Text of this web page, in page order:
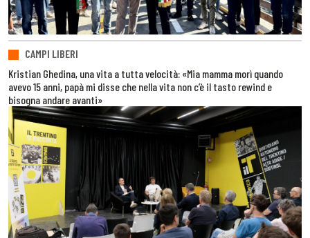
CAMPI LIBERI
Kristian Ghedina, una vita a tutta velocità: «Mia mamma morì quando
avevo 15 anni, papà mi disse che nella vita non c’è il tasto rewind e
bisogna andare avanti»